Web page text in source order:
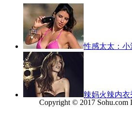
性感太太：
辣妈火辣内
Copyright © 2017